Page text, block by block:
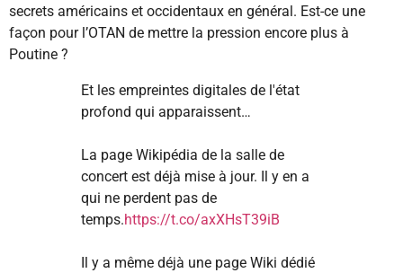
secrets américains et occidentaux en général. Est-ce une
façon pour l’OTAN de mettre la pression encore plus à
Poutine ?
Et les empreintes digitales de l'état
profond qui apparaissent…
La page Wikipédia de la salle de
concert est déjà mise à jour. Il y en a
qui ne perdent pas de
temps.https://t.co/axXHsT39iB
Il y a même déjà une page Wiki dédié